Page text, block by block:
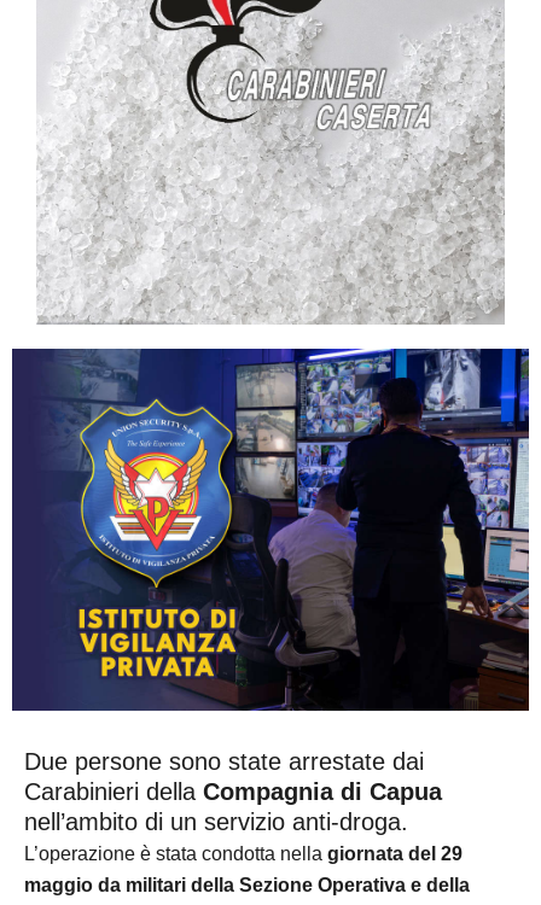
Due persone sono state arrestate dai
Carabinieri della Compagnia di Capua
nell’ambito di un servizio anti-droga.
L’operazione è stata condotta nella giornata del 29
maggio da militari della Sezione Operativa e della